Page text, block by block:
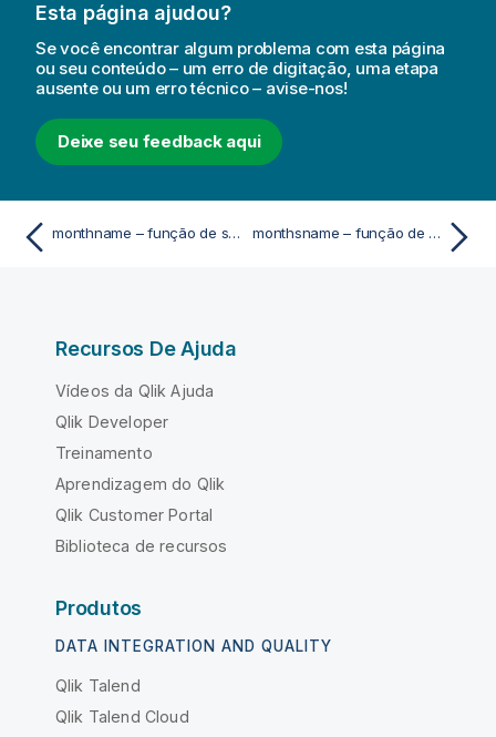
Esta página ajudou?
Se você encontrar algum problema com esta página
ou seu conteúdo – um erro de digitação, uma etapa
ausente ou um erro técnico – avise-nos!
Deixe seu feedback aqui
monthname – função de script e gráfico monthsname – função de script e gráfico
Recursos De Ajuda
Vídeos da Qlik Ajuda
Qlik Developer
Treinamento
Aprendizagem do Qlik
Qlik Customer Portal
Biblioteca de recursos
Produtos
DATA INTEGRATION AND QUALITY
Qlik Talend
Qlik Talend Cloud